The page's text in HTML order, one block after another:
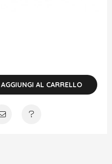
AGGIUNGI AL CARRELLO